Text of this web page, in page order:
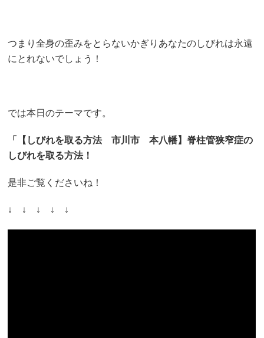
つまり全身の歪みをとらないかぎりあなたのしびれは永遠
にとれないでしょう！
では本日のテーマです。
「【しびれを取る方法 市川市 本八幡】脊柱管狭窄症の
しびれを取る方法！
是非ご覧くださいね！
↓ ↓ ↓ ↓ ↓